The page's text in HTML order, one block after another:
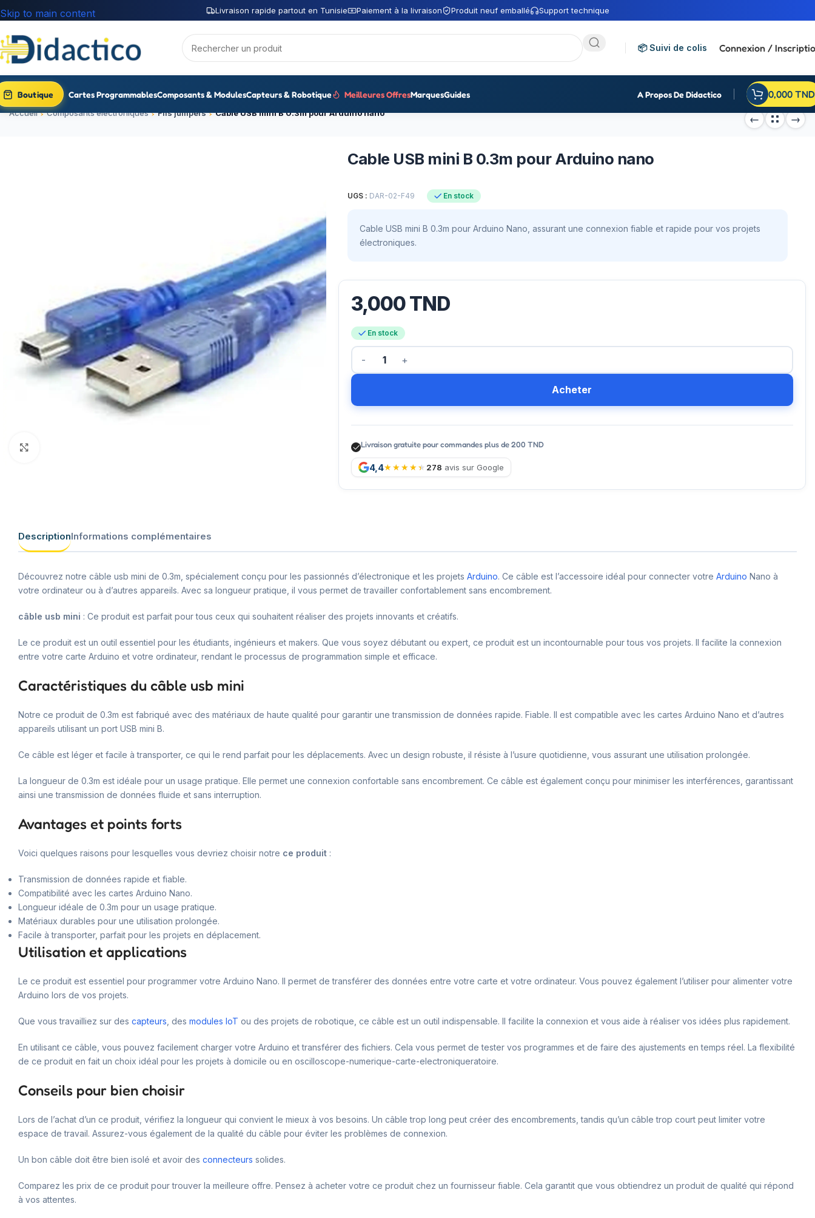
Livraison rapide partout en Tunisie Paiement à la livraison Produit neuf emballé Support technique
Skip to main content
📦 Suivi de colis Connexion /
Boutique Cartes ProgrammablesComposants & ModulesCapteurs & Robotique Meilleures OffresMarquesGuides A Propos De Didactico 0,000 TND
Accueil Composants électroniques Fils jumpers Cable USB mini B 0.3m pour Arduino nano
Cable USB mini B 0.3m pour Arduino nano
UGS : DAR-02-F49 En stock
Cable USB mini B 0.3m pour Arduino Nano, assurant une connexion fiable et rapide pour vos projets
électroniques.
3,000TND
En stock
Acheter
Livraison gratuite pour commandes plus de 200 TND
4,4 278 avis sur Google
DescriptionInformations complémentaires
Découvrez notre câble usb mini de 0.3m, spécialement conçu pour les passionnés d’électronique et les projets Arduino. Ce câble est l’accessoire idéal pour connecter votre Arduino Nano à
votre ordinateur ou à d’autres appareils. Avec sa longueur pratique, il vous permet de travailler confortablement sans encombrement.
câble usb mini : Ce produit est parfait pour tous ceux qui souhaitent réaliser des projets innovants et créatifs.
Le ce produit est un outil essentiel pour les étudiants, ingénieurs et makers. Que vous soyez débutant ou expert, ce produit est un incontournable pour tous vos projets. Il facilite la connexion
entre votre carte Arduino et votre ordinateur, rendant le processus de programmation simple et efficace.
Caractéristiques du câble usb mini
Notre ce produit de 0.3m est fabriqué avec des matériaux de haute qualité pour garantir une transmission de données rapide. Fiable. Il est compatible avec les cartes Arduino Nano et d’autres
appareils utilisant un port USB mini B.
Ce câble est léger et facile à transporter, ce qui le rend parfait pour les déplacements. Avec un design robuste, il résiste à l’usure quotidienne, vous assurant une utilisation prolongée.
La longueur de 0.3m est idéale pour un usage pratique. Elle permet une connexion confortable sans encombrement. Ce câble est également conçu pour minimiser les interférences, garantissant
ainsi une transmission de données fluide et sans interruption.
Avantages et points forts
Voici quelques raisons pour lesquelles vous devriez choisir notre ce produit :
Transmission de données rapide et fiable.
Compatibilité avec les cartes Arduino Nano.
Longueur idéale de 0.3m pour un usage pratique.
Matériaux durables pour une utilisation prolongée.
Facile à transporter, parfait pour les projets en déplacement.
Utilisation et applications
Le ce produit est essentiel pour programmer votre Arduino Nano. Il permet de transférer des données entre votre carte et votre ordinateur. Vous pouvez également l’utiliser pour alimenter votre
Arduino lors de vos projets.
Que vous travailliez sur des capteurs , des modules IoT ou des projets de robotique, ce câble est un outil indispensable. Il facilite la connexion et vous aide à réaliser vos idées plus rapidement.
En utilisant ce câble, vous pouvez facilement charger votre Arduino et transférer des fichiers. Cela vous permet de tester vos programmes et de faire des ajustements en temps réel. La flexibilité
de ce produit en fait un choix idéal pour les projets à domicile ou en oscilloscope-numerique-carte-electroniqueratoire.
Conseils pour bien choisir
Lors de l’achat d’un ce produit, vérifiez la longueur qui convient le mieux à vos besoins. Un câble trop long peut créer des encombrements, tandis qu’un câble trop court peut limiter votre
espace de travail. Assurez-vous également de la qualité du câble pour éviter les problèmes de connexion.
Un bon câble doit être bien isolé et avoir des connecteurs solides.
Comparez les prix de ce produit pour trouver la meilleure offre. Pensez à acheter votre ce produit chez un fournisseur fiable. Cela garantit que vous obtiendrez un produit de qualité qui répond
à vos attentes.